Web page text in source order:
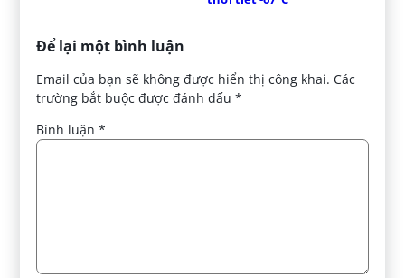
Để lại một bình luận
Email của bạn sẽ không được hiển thị công khai. Các
trường bắt buộc được đánh dấu*
Bình luận*